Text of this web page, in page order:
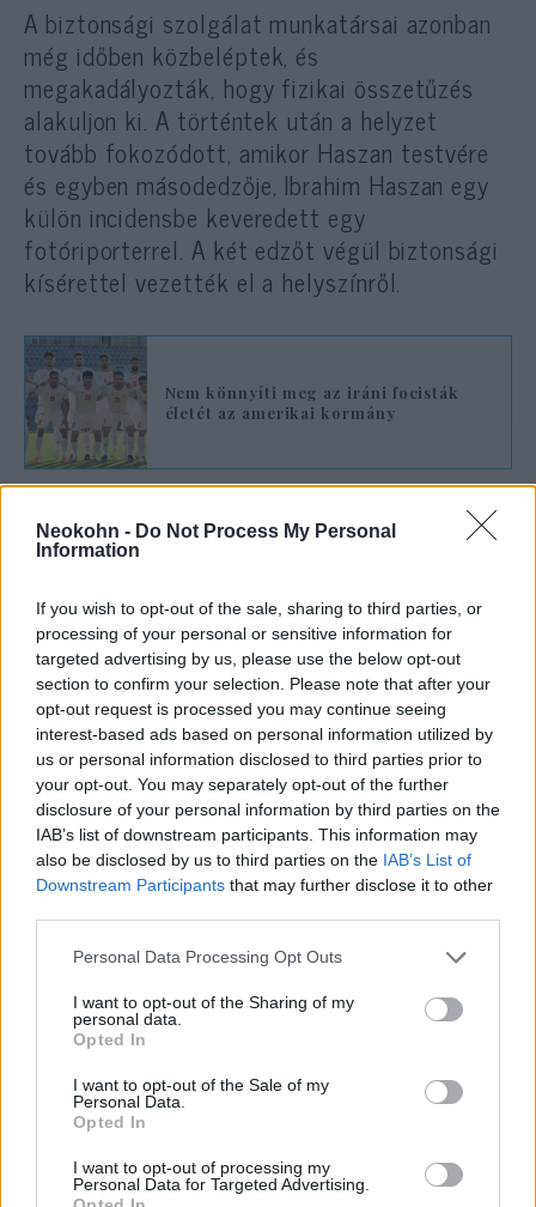
Neokohn - Do Not Process My Personal
Information
If you wish to opt-out of the sale, sharing to third parties, or
processing of your personal or sensitive information for
targeted advertising by us, please use the below opt-out
section to confirm your selection. Please note that after your
opt-out request is processed you may continue seeing
interest-based ads based on personal information utilized by
us or personal information disclosed to third parties prior to
your opt-out. You may separately opt-out of the further
disclosure of your personal information by third parties on the
IAB’s list of downstream participants. This information may
also be disclosed by us to third parties on the IAB’s List of
Downstream Participants that may further disclose it to other
Please note that this website/app uses one or more Google
not limited to your visit or usage behaviour. You may click to
grant or deny consent to Google and its third-party tags to
use your data for below specified purposes in below Google
consent section.
Personal Data Processing Opt Outs
I want to opt-out of the Sharing of my
personal data.
Opted In
I want to opt-out of the Sale of my
Personal Data.
Opted In
I want to opt-out of processing my
Personal Data for Targeted Advertising.
A biztonsági szolgálat munkatársai azonban
még időben közbeléptek, és
megakadályozták, hogy fizikai összetűzés
alakuljon ki. A történtek után a helyzet
tovább fokozódott, amikor Haszan testvére
és egyben másodedzője, Ibrahim Haszan egy
külön incidensbe keveredett egy
fotóriporterrel. A két edzőt végül biztonsági
kísérettel vezették el a helyszínről.
Nem könnyíti meg az iráni focisták
életét az amerikai kormány
Nem először vitt politikát a pályára
A mostani incidens nem előzmény nélküli.
Hoszám Haszan már a világbajnokság korábbi
szakaszában is politikai gesztusokkal hívta
fel magára a figyelmet. Miután Egyiptom a
nyolcaddöntőben legyőzte Ausztráliát,
palesztin zászlóval járta körbe a pályát, és a
győzelmet az egyiptomi, valamint a palesztin
népnek ajánlotta.
A közösségi médiában terjedő
felvételeken hallható volt, ahogy
a nézők a „Free Palestine”
(„Szabad Palesztinát!”) jelszót
skandálták, miközben a kapitány
A mérkőzés után úgy fogalmazott, hogy „a
szívem és a lelkem a palesztinokkal van.”